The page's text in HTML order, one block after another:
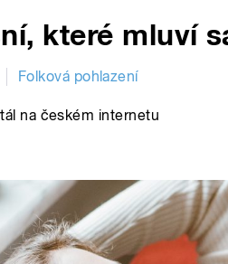
které mluví
Folková pohlazení
na českém internetu